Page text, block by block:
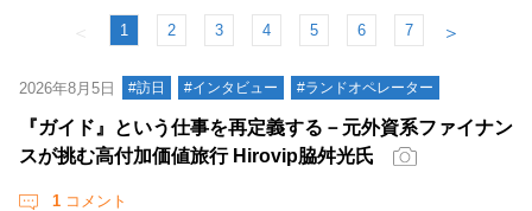
＜ 1 2 3 4 5 6 7 ＞
2026年8月5日 #訪日 #インタビュー #ランドオペレーター
『ガイド』という仕事を再定義する－元外資系ファイナン
スが挑む高付加価値旅行 Hirovip脇舛光氏
1 コメント